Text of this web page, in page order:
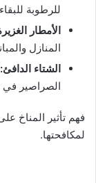
للرطوبة
الأمطار
المنازل
الشتاء الدافئ:
الصراصير
فهم تأثير المناخ
لمكافحتها.